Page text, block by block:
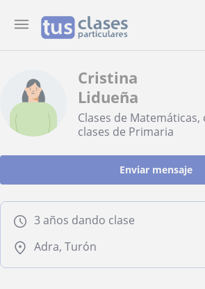
Cristina
Lidueña
Clases de Matemáticas,
clases de Primaria
Enviar mensaje
3 años dando clase
Adra, Turón